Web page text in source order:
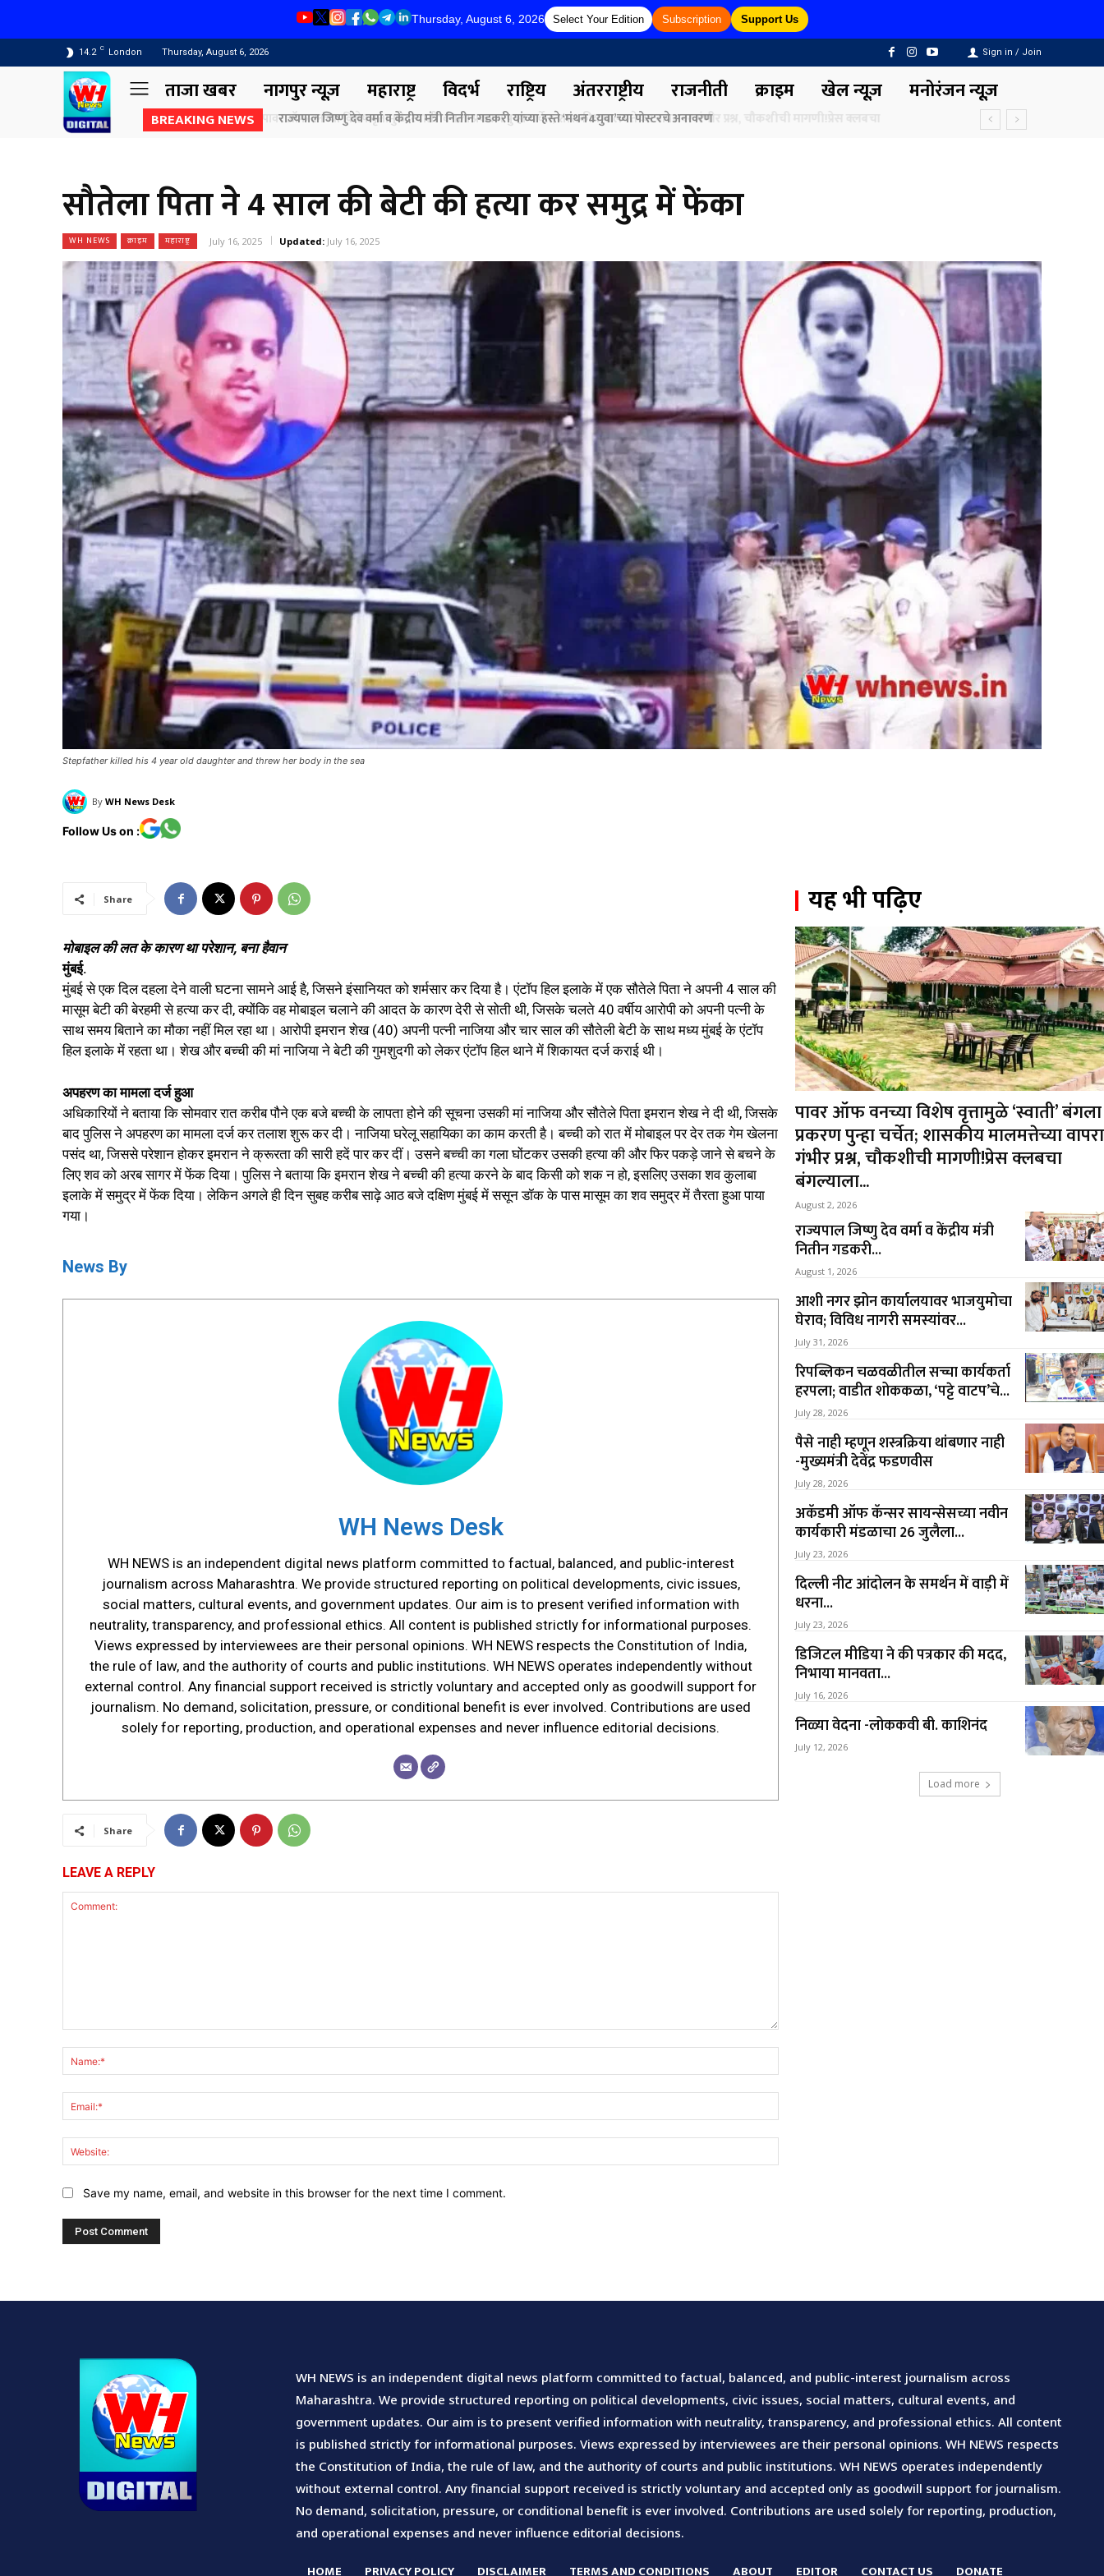
Thursday, August 6, 2026 Select Your Edition Subscription Support Us
14.2 C London Thursday, August 6, 2026 Sign in / Join
ताजा खबर नागपुर न्यूज़ महाराष्ट्र विदर्भ राष्ट्रिय अंतरराष्ट्रीय राजनीती क्राइम खेल न्यूज़ मनोरंजन न्यूज़
BREAKING NEWS राज्यपाल जिष्णु देव वर्मा व केंद्रीय मंत्री नितीन गडकरी यांच्या हस्ते ‘मंथन4युवा’च्या पोस्टरचे अनावरण
सौतेला पिता ने 4 साल की बेटी की हत्या कर समुद्र में फेंका
WH NEWS क्राइम महाराष्ट्र July 16, 2025 Updated: July 16, 2025
Stepfather killed his 4 year old daughter and threw her body in the sea
By WH News Desk
Follow Us on :
Share
मोबाइल की लत के कारण था परेशान, बना हैवान
मुंबई.
मुंबई से एक दिल दहला देने वाली घटना सामने आई है, जिसने इंसानियत को शर्मसार कर दिया है। एंटॉप हिल इलाके में एक सौतेले पिता ने अपनी 4 साल की
मासूम बेटी की बेरहमी से हत्या कर दी, क्योंकि वह मोबाइल चलाने की आदत के कारण देरी से सोती थी, जिसके चलते 40 वर्षीय आरोपी को अपनी पत्नी के
साथ समय बिताने का मौका नहीं मिल रहा था। आरोपी इमरान शेख (40) अपनी पत्नी नाजिया और चार साल की सौतेली बेटी के साथ मध्य मुंबई के एंटॉप
हिल इलाके में रहता था। शेख और बच्ची की मां नाजिया ने बेटी की गुमशुदगी को लेकर एंटॉप हिल थाने में शिकायत दर्ज कराई थी।
अपहरण का मामला दर्ज हुआ
अधिकारियों ने बताया कि सोमवार रात करीब पौने एक बजे बच्ची के लापता होने की सूचना उसकी मां नाजिया और सौतेले पिता इमरान शेख ने दी थी, जिसके
बाद पुलिस ने अपहरण का मामला दर्ज कर तलाश शुरू कर दी। नाजिया घरेलू सहायिका का काम करती है। बच्ची को रात में मोबाइल पर देर तक गेम खेलना
पसंद था, जिससे परेशान होकर इमरान ने क्रूरता की सारी हदें पार कर दीं। उसने बच्ची का गला घोंटकर उसकी हत्या की और फिर पकड़े जाने से बचने के
लिए शव को अरब सागर में फेंक दिया। पुलिस ने बताया कि इमरान शेख ने बच्ची की हत्या करने के बाद किसी को शक न हो, इसलिए उसका शव कुलाबा
इलाके में समुद्र में फेंक दिया। लेकिन अगले ही दिन सुबह करीब साढ़े आठ बजे दक्षिण मुंबई में ससून डॉक के पास मासूम का शव समुद्र में तैरता हुआ पाया
गया।
News By
WH News Desk
WH NEWS is an independent digital news platform committed to factual, balanced, and public-interest
journalism across Maharashtra. We provide structured reporting on political developments, civic issues,
social matters, cultural events, and government updates. Our aim is to present verified information with
neutrality, transparency, and professional ethics. All content is published strictly for informational purposes.
Views expressed by interviewees are their personal opinions. WH NEWS respects the Constitution of India,
the rule of law, and the authority of courts and public institutions. WH NEWS operates independently without
external control. Any financial support received is strictly voluntary and accepted only as goodwill support for
journalism. No demand, solicitation, pressure, or conditional benefit is ever involved. Contributions are used
solely for reporting, production, and operational expenses and never influence editorial decisions.
Share
LEAVE A REPLY
Save my name, email, and website in this browser for the next time I comment.
यह भी पढ़िए
पावर ऑफ वनच्या विशेष वृत्तामुळे ‘स्वाती’ बंगला
प्रकरण पुन्हा चर्चेत; शासकीय मालमत्तेच्या
गंभीर प्रश्न, चौकशीची मागणी!प्रेस क्लबचा
बंगल्याला...
August 2, 2026
राज्यपाल जिष्णु देव वर्मा व केंद्रीय मंत्री
नितीन गडकरी...
August 1, 2026
आशी नगर झोन कार्यालयावर भाजयुमोचा
घेराव; विविध नागरी समस्यांवर...
July 31, 2026
रिपब्लिकन चळवळीतील सच्चा कार्यकर्ता
हरपला; वाडीत शोककळा, ‘पट्टे वाटप’चे...
July 28, 2026
पैसे नाही म्हणून शस्त्रक्रिया थांबणार नाही
-मुख्यमंत्री देवेंद्र फडणवीस
July 28, 2026
अकॅडमी ऑफ कॅन्सर सायन्सेसच्या नवीन
कार्यकारी मंडळाचा 26 जुलैला...
July 23, 2026
दिल्ली नीट आंदोलन के समर्थन में वाड़ी में
धरना...
July 23, 2026
डिजिटल मीडिया ने की पत्रकार की मदद,
निभाया मानवता...
July 16, 2026
निळ्या वेदना -लोककवी बी. काशिनंद
July 12, 2026
Load more
WH NEWS is an independent digital news platform committed to factual, balanced, and public-interest journalism across
Maharashtra. We provide structured reporting on political developments, civic issues, social matters, cultural events, and
government updates. Our aim is to present verified information with neutrality, transparency, and professional ethics. All content
is published strictly for informational purposes. Views expressed by interviewees are their personal opinions. WH NEWS respects
the Constitution of India, the rule of law, and the authority of courts and public institutions. WH NEWS operates independently
without external control. Any financial support received is strictly voluntary and accepted only as goodwill support for journalism.
No demand, solicitation, pressure, or conditional benefit is ever involved. Contributions are used solely for reporting, production,
and operational expenses and never influence editorial decisions.
HOME PRIVACY POLICY DISCLAIMER TERMS AND CONDITIONS ABOUT EDITOR CONTACT US DONATE